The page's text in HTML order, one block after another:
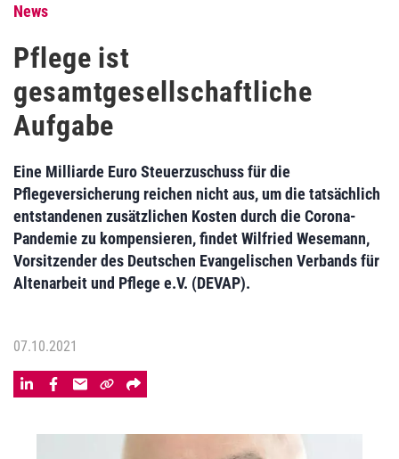
News
Pflege ist
gesamtgesellschaftliche
Aufgabe
Eine Milliarde Euro Steuerzuschuss für die
Pflegeversicherung reichen nicht aus, um die tatsächlich
entstandenen zusätzlichen Kosten durch die Corona-
Pandemie zu kompensieren, findet Wilfried Wesemann,
Vorsitzender des Deutschen Evangelischen Verbands für
Altenarbeit und Pflege e.V. (DEVAP).
07.10.2021